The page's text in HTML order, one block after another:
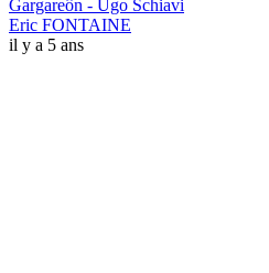
Gargareôn - Ugo Schiavi
Eric FONTAINE
il y a 5 ans